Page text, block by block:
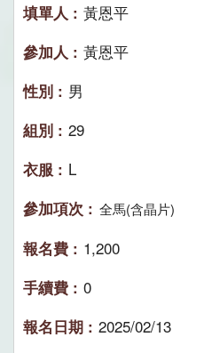
黃恩平
黃恩平
男
29
L
全馬(含晶片)
1,200
0
2025/02/13